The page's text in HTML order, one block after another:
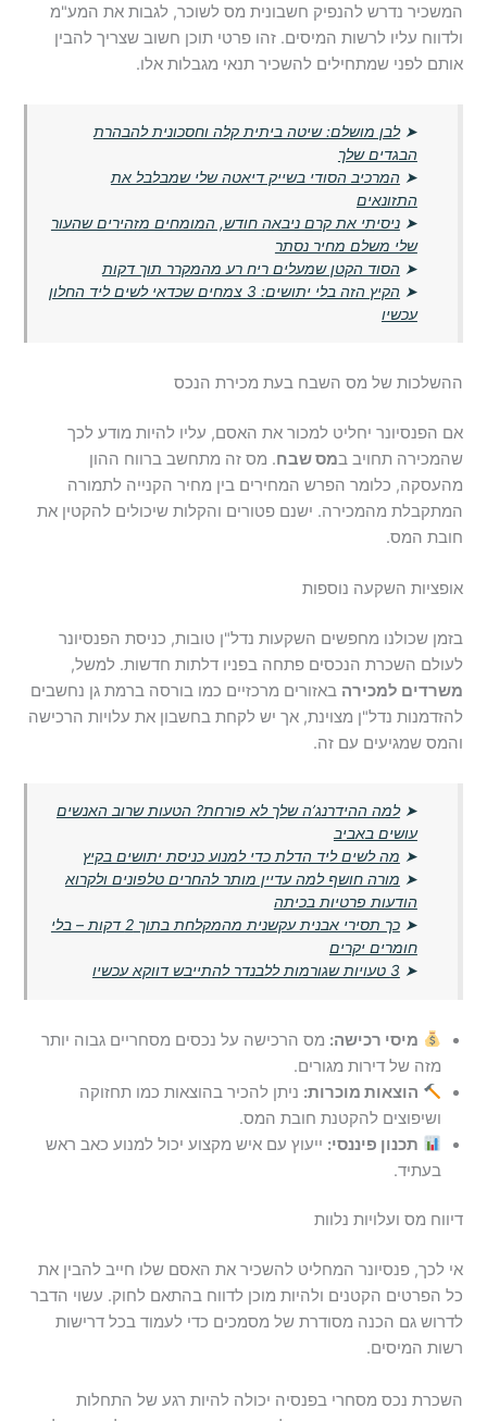
המשכיר נדרש להנפיק חשבונית מס לשוכר, לגבות את המע"מ
ולדווח עליו לרשות המיסים. זהו פרטי תוכן חשוב שצריך להבין
אותם לפני שמתחילים להשכיר תנאי מגבלות אלו.
➤לבן מושלם: שיטה ביתית קלה וחסכונית להבהרת
הבגדים שלך
➤ המרכיב הסודי בשייק דיאטה שלי שמבלבל את
התזונאים
➤ניסיתי את קרם ניבאה חודש, המומחים מזהירים שהעור
שלי משלם מחיר נסתר
➤ הסוד הקטן שמעלים ריח רע מהמקרר תוך דקות
➤
הקיץ הזה בלי יתושים: 3 צמחים שכדאי לשים ליד החלון
עכשיו
ההשלכות של מס השבח בעת מכירת הנכס
אם הפנסיונר יחליט למכור את האסם, עליו להיות מודע לכך
שהמכירה תחויב במס שבח. מס זה מתחשב ברווח ההון
מהעסקה, כלומר הפרש המחירים בין מחיר הקנייה לתמורה
המתקבלת מהמכירה. ישנם פטורים והקלות שיכולים להקטין את
חובת המס.
אופציות השקעה נוספות
בזמן שכולנו מחפשים השקעות נדל"ן טובות, כניסת הפנסיונר
לעולם השכרת הנכסים פתחה בפניו דלתות חדשות. למשל,
משרדים למכירה באזורים מרכזיים כמו בורסה ברמת גן נחשבים
להזדמנות נדל"ן מצוינת, אך יש לקחת בחשבון את עלויות הרכישה
והמס שמגיעים עם זה.
➤למה ההידרנג’ה שלך לא פורחת? הטעות שרוב האנשים
עושים באביב
➤ מה לשים ליד הדלת כדי למנוע כניסת יתושים בקיץ
➤ מורה חושף למה עדיין מותר להחרים טלפונים ולקרוא
הודעות פרטיות בכיתה
➤
כך תסירי אבנית עקשנית מהמקלחת בתוך 2 דקות – בלי
חומרים יקרים
➤ 3 טעויות שגורמות ללבנדר להתייבש דווקא עכשיו
מיסי רכישה: מס הרכישה על נכסים מסחריים גבוה יותר
מזה של דירות מגורים.
הוצאות מוכרות: ניתן להכיר בהוצאות כמו תחזוקה
ושיפוצים להקטנת חובת המס.
תכנון פיננסי: ייעוץ עם איש מקצוע יכול למנוע כאב ראש
בעתיד.
דיווח מס ועלויות נלוות
אי לכך, פנסיונר המחליט להשכיר את האסם שלו חייב להבין את
כל הפרטים הקטנים ולהיות מוכן לדווח בהתאם לחוק. עשוי הדבר
לדרוש גם הכנה מסודרת של מסמכים כדי לעמוד בכל דרישות
רשות המיסים.
השכרת נכס מסחרי בפנסיה יכולה להיות רגע של התחלות